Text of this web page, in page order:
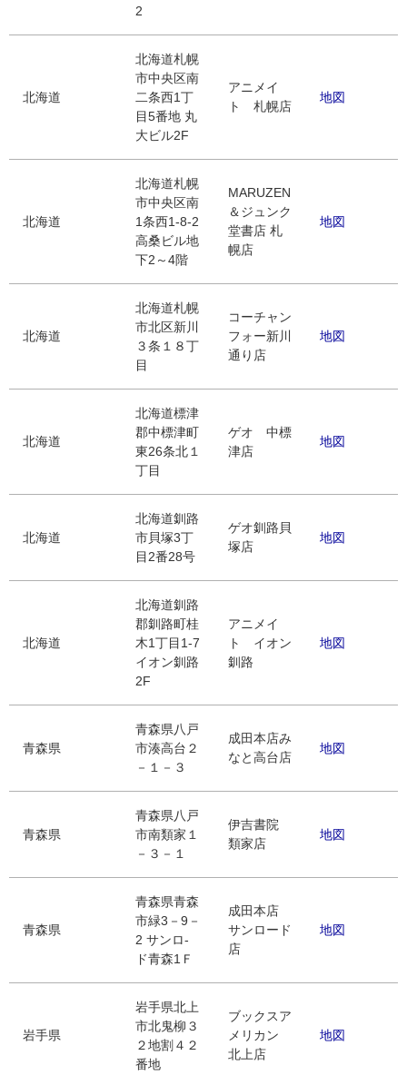
2
北海道
北海道札幌
市中央区南
二条西1丁
目5番地 丸
大ビル2F
アニメイ
ト 札幌店
地図
北海道
北海道札幌
市中央区南
1条西1-8-2
高桑ビル地
下2～4階
MARUZEN
＆ジュンク
堂書店 札
幌店
地図
北海道
北海道札幌
市北区新川
３条１８丁
目
コーチャン
フォー新川
通り店
地図
北海道
北海道標津
郡中標津町
東26条北１
丁目
ゲオ 中標
津店
地図
北海道
北海道釧路
市貝塚3丁
目2番28号
ゲオ釧路貝
塚店
地図
北海道
北海道釧路
郡釧路町桂
木1丁目1-7
イオン釧路
2F
アニメイ
ト イオン
釧路
地図
青森県
青森県八戸
市湊高台２
－１－３
成田本店み
なと高台店
地図
青森県
青森県八戸
市南類家１
－３－１
伊吉書院
類家店
地図
青森県
青森県青森
市緑3－9－
2 サンロ-
ド青森1Ｆ
成田本店
サンロード
店
地図
岩手県
岩手県北上
市北鬼柳３
２地割４２
番地
ブックスア
メリカン
北上店
地図